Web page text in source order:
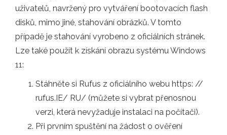
uživatelů, navržený pro vytváření bootovacích flash
disků, mimo jiné, stahování obrázků. V tomto
případě je stahování vyrobeno z oficiálních stránek.
Lze také použít k získání obrazu systému Windows
11:
Stáhněte si Rufus z oficiálního webu https: //
rufus.IE/ RU/ (můžete si vybrat přenosnou
verzi, která nevyžaduje instalaci na počítači).
Při prvním spuštění na žádost o ověření